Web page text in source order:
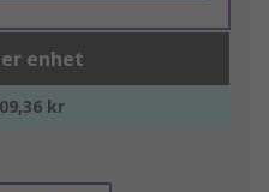
enhet
kr